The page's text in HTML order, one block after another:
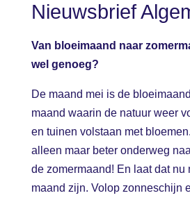
Nieuwsbrief
Van bloeimaand naar
wel genoeg?
De maand mei is de
maand waarin de natuur weer
en tuinen volstaan met
alleen maar beter onderweg
de zomermaand! En laat dat nu
maand zijn. Volop zonneschijn